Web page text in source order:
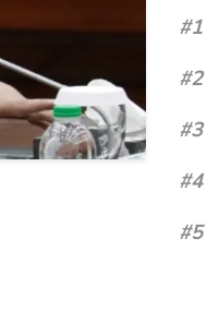
#1
#2
#3
#4
#5